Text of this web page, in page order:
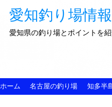
愛知釣り場情
愛知県の釣り場とポイントを
ホーム 名古屋の釣り場 知多半